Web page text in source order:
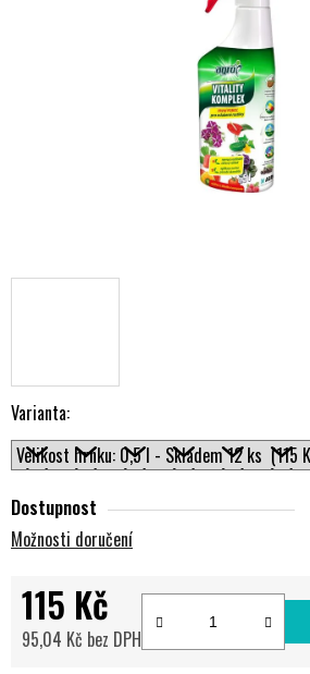
Varianta:
Dostupnost
Možnosti doručení
115 Kč
95,04 Kč bez DPH